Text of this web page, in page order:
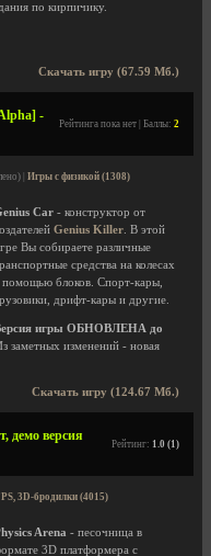
по кирпичику.
Скачать игру (67.59 Мб.)
-
Рейтинга пока нет | Баллы: 2
| Игры с физикой (1308)
Car - конструктор от
Genius Killer . В этой
Вы собираете различные
средства на колесах
помощью блоков. Спорт-кары,
дрифт-кары и другие.
игры ОБНОВЛЕНА до
заметных изменений - новая
Скачать игру (124.67 Мб.)
демо версия
Рейтинг: 1.0 (1)
3D-бродилки (4015)
Arena - песочница в
3D платформера с